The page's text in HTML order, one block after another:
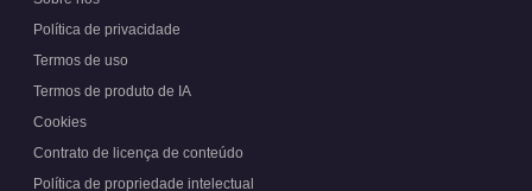
Política de privacidade
Termos de uso
Termos de produto de IA
Cookies
Contrato de licença de conteúdo
Política de propriedade intelectual